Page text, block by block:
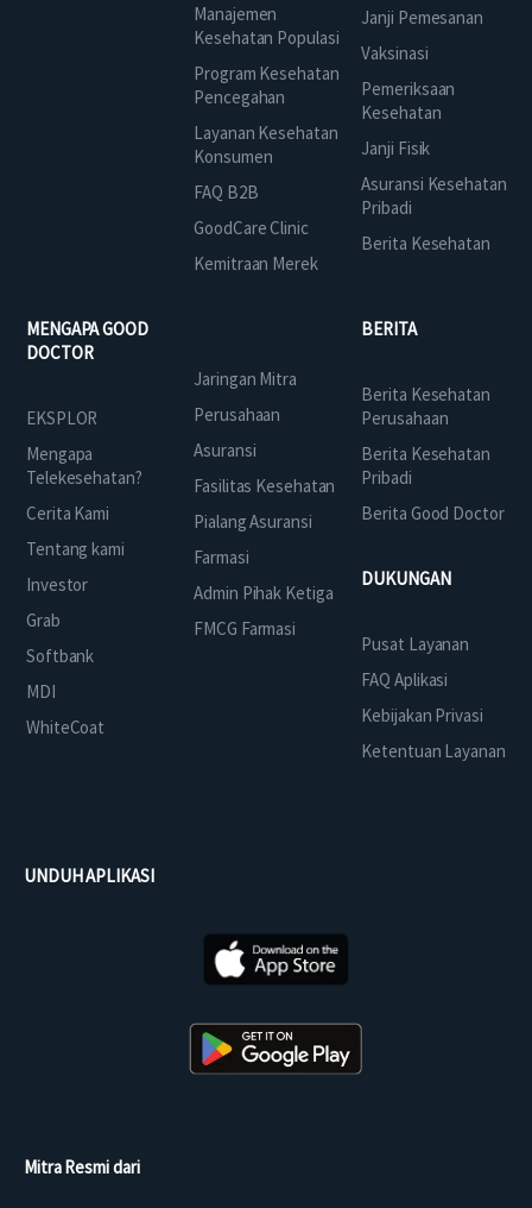
Manajemen
Kesehatan Populasi
Program Kesehatan
Pencegahan
Layanan Kesehatan
Konsumen
FAQ B2B
GoodCare Clinic
Kemitraan Merek
Janji Pemesanan
Vaksinasi
Pemeriksaan
Kesehatan
Janji Fisik
Asuransi Kesehatan
Pribadi
Berita Kesehatan
MENGAPA GOOD
DOCTOR
EKSPLOR
Mengapa
Telekesehatan?
Cerita Kami
Tentang kami
Investor
Grab
Softbank
MDI
WhiteCoat
Jaringan Mitra
Perusahaan
Asuransi
Fasilitas Kesehatan
Pialang Asuransi
Farmasi
Admin Pihak Ketiga
FMCG Farmasi
BERITA
Berita Kesehatan
Perusahaan
Berita Kesehatan
Pribadi
Berita Good Doctor
DUKUNGAN
Pusat Layanan
FAQ Aplikasi
Kebijakan Privasi
Ketentuan Layanan
UNDUH APLIKASI
Mitra Resmi dari